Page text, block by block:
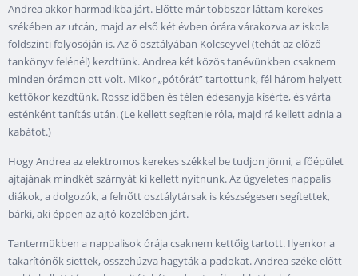
Andrea akkor harmadikba járt. Előtte már többször láttam kerekes
székében az utcán, majd az első két évben órára várakozva az iskola
földszinti folyosóján is. Az ő osztályában Kölcseyvel (tehát az előző
tankönyv felénél) kezdtünk. Andrea két közös tanévünkben csaknem
minden órámon ott volt. Mikor „pótórát” tartottunk, fél három helyett
kettőkor kezdtünk. Rossz időben és télen édesanyja kísérte, és várta
esténként tanítás után. (Le kellett segítenie róla, majd rá kellett adnia a
kabátot.)
Hogy Andrea az elektromos kerekes székkel be tudjon jönni, a főépület
ajtajának mindkét szárnyát ki kellett nyitnunk. Az ügyeletes nappalis
diákok, a dolgozók, a felnőtt osztálytársak is készségesen segítettek,
bárki, aki éppen az ajtó közelében járt.
Tantermükben a nappalisok órája csaknem kettőig tartott. Ilyenkor a
takarítónők siettek, összehúzva hagyták a padokat. Andrea széke előtt